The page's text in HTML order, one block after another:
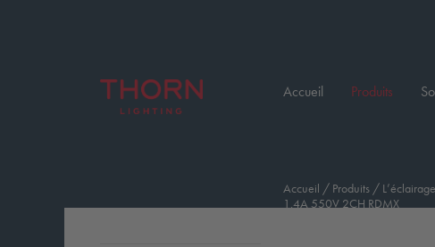
Accueil Produits
Accueil / Produits /
1.4A 550V 2CH RDMX